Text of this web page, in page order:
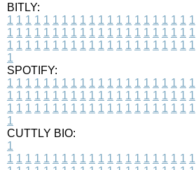
BITLY:
1 1 1 1 1 1 1 1 1 1 1 1 1 1 1 1 1 1 1 1 1
1 1 1 1 1 1 1 1 1 1 1 1 1 1 1 1 1 1 1 1 1
1 1 1 1 1 1 1 1 1 1 1 1 1 1 1 1 1 1 1 1 1
1
SPOTIFY:
1 1 1 1 1 1 1 1 1 1 1 1 1 1 1 1 1 1 1 1 1
1 1 1 1 1 1 1 1 1 1 1 1 1 1 1 1 1 1 1 1 1
1 1 1 1 1 1 1 1 1 1 1 1 1 1 1 1 1 1 1 1 1
1
CUTTLY BIO:
1
1 1 1 1 1 1 1 1 1 1 1 1 1 1 1 1 1 1 1 1 1